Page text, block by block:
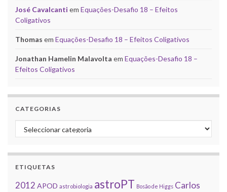
José Cavalcanti em Equações-Desafio 18 – Efeitos
Coligativos
Thomas em Equações-Desafio 18 – Efeitos Coligativos
Jonathan Hamelin Malavolta em Equações-Desafio 18 –
Efeitos Coligativos
CATEGORIAS
Categorias
ETIQUETAS
2012 APOD astrobiologia astroPT Bosão de Higgs Carlos